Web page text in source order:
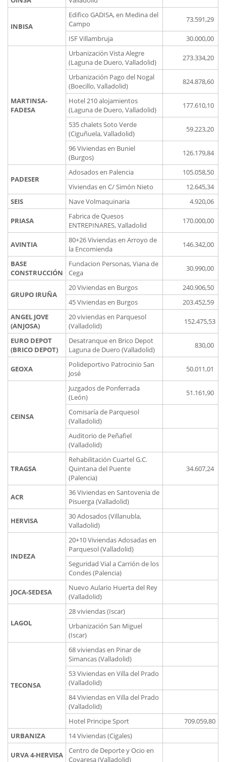
INBISA
Edifico GADISA, en Medina del
Campo
73.591,29
ISF Villambruja 30.000,00
MARTINSA-
FADESA
Urbanización Vista Alegre
(Laguna de Duero, Valladolid)
273.334,20
Urbanización Pago del Nogal
(Boecillo, Valladolid)
824.878,60
Hotel 210 alojamientos
(Laguna de Duero, Valladolid)
177.610,10
535 chalets Soto Verde
(Ciguñuela, Valladolid)
59.223,20
96 Viviendas en Buniel
(Burgos)
126.179,84
PADESER
Adosados en Palencia
105.058,50
Viviendas en C/ Simón Nieto
12.645,34
SEIS
Nave Volmaquinaria 4.920,06
PRIASA
Fabrica de Quesos
ENTREPINARES, Valladolid
170.000,00
AVINTIA
80+26 Viviendas en Arroyo de
la Encomienda
146.342,00
BASE
CONSTRUCCIÓN
Fundacion Personas, Viana de
Cega
30.990,00
GRUPO IRUÑA
20 Viviendas en Burgos
240.906,50
45 Viviendas en Burgos
203.452,59
ANGEL JOVE
(ANJOSA)
20 viviendas en Parquesol
(Valladolid)
152.475,53
EURO DEPOT
(BRICO DEPOT)
Desatranque en Brico Depot
Laguna de Duero (Valladolid)
830,00
GEOXA
Polideportivo Patrocinio San
José
50.011,01
CEINSA
Juzgados de Ponferrada
(León)
51.161,90
Comisaría de Parquesol
(Valladolid)
Auditorio de Peñafiel
(Valladolid)
TRAGSA
Rehabilitación Cuartel G.C.
Quintana del Puente
(Palencia)
34.607,24
ACR
36 Viviendas en Santovenia de
Pisuerga (Valladolid)
HERVISA
30 Adosados (Villanubla,
Valladolid)
INDEZA
20+10 Viviendas Adosadas en
Parquesol (Valladolid)
Seguridad Vial a Carrión de los
Condes (Palencia)
JOCA-SEDESA
Nuevo Aulario Huerta del Rey
(Valladolid)
LAGOL
28 viviendas (Iscar)
Urbanización San Miguel
(Iscar)
TECONSA
68 viviendas en Pinar de
Simancas (Valladolid)
53 Viviendas en Villa del Prado
(Valladolid)
84 Viviendas en Villa del Prado
(Valladolid)
Hotel Principe Sport
709.059,80
URBANIZA
14 Viviendas (Cigales)
URVA 4-HERVISA
Centro de Deporte y Ocio en
Covaresa (Valladolid)